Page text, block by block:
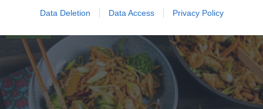
Data Deletion Data Access Privacy Policy